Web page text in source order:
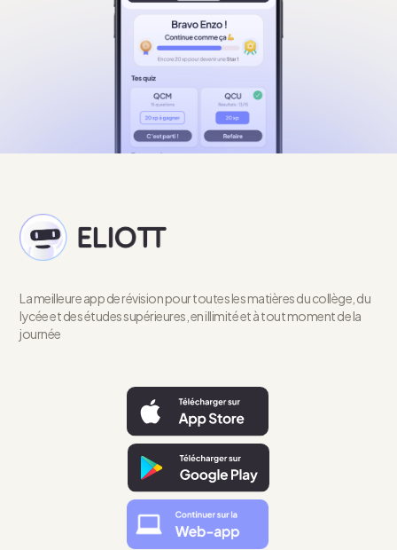
La meilleure app de révision pour toutes les matières du collège, du
lycée et des études supérieures, en illimité et à tout moment de la
journée